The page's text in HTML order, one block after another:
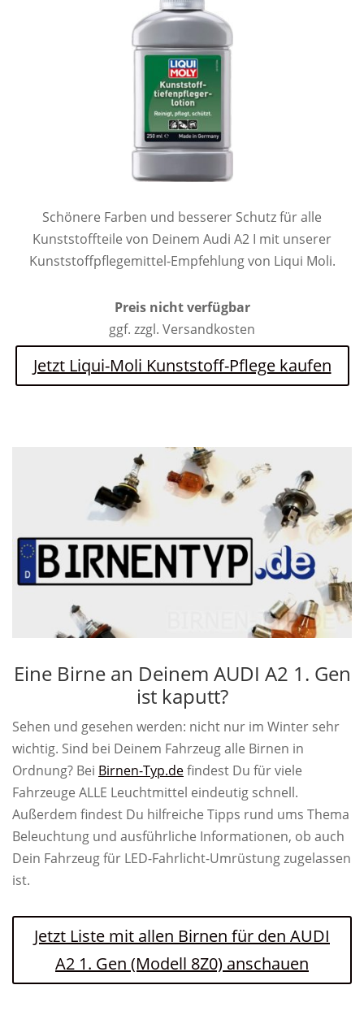
Schönere Farben und besserer Schutz für alle
Kunststoffteile von Deinem Audi A2 I mit unserer
Kunststoffpflegemittel-Empfehlung von Liqui Moli.
Preis nicht verfügbar
ggf. zzgl. Versandkosten
Jetzt Liqui-Moli Kunststoff-Pflege kaufen
Eine Birne an Deinem AUDI A2 1. Gen
ist kaputt?
Sehen und gesehen werden: nicht nur im Winter sehr
wichtig. Sind bei Deinem Fahrzeug alle Birnen in
Ordnung? Bei Birnen-Typ.defindest Du für viele
Fahrzeuge ALLE Leuchtmittel eindeutig schnell.
Außerdem findest Du hilfreiche Tipps rund ums Thema
Beleuchtung und ausführliche Informationen, ob auch
Dein Fahrzeug für LED-Fahrlicht-Umrüstung zugelassen
ist.
Jetzt Liste mit allen Birnen für den AUDI
A2 1. Gen (Modell 8Z0) anschauen